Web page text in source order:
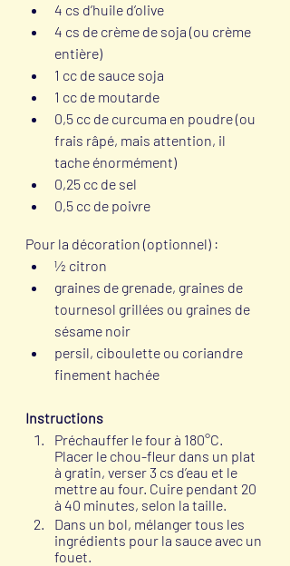
4 cs d’huile d’olive
4 cs de crème de soja (ou crème
entière)
1 cc de sauce soja
1 cc de moutarde
0,5 cc de curcuma en poudre (ou
frais râpé, mais attention, il
tache énormément)
0,25 cc de sel
0,5 cc de poivre
Pour la décoration (optionnel) :
½ citron
graines de grenade, graines de
tournesol grillées ou graines de
sésame noir
persil, ciboulette ou coriandre
finement hachée
Instructions
Préchauffer le four à 180°C.
Placer le chou-fleur dans un plat
à gratin, verser 3 cs d’eau et le
mettre au four. Cuire pendant 20
à 40 minutes, selon la taille.
Dans un bol, mélanger tous les
ingrédients pour la sauce avec un
fouet.